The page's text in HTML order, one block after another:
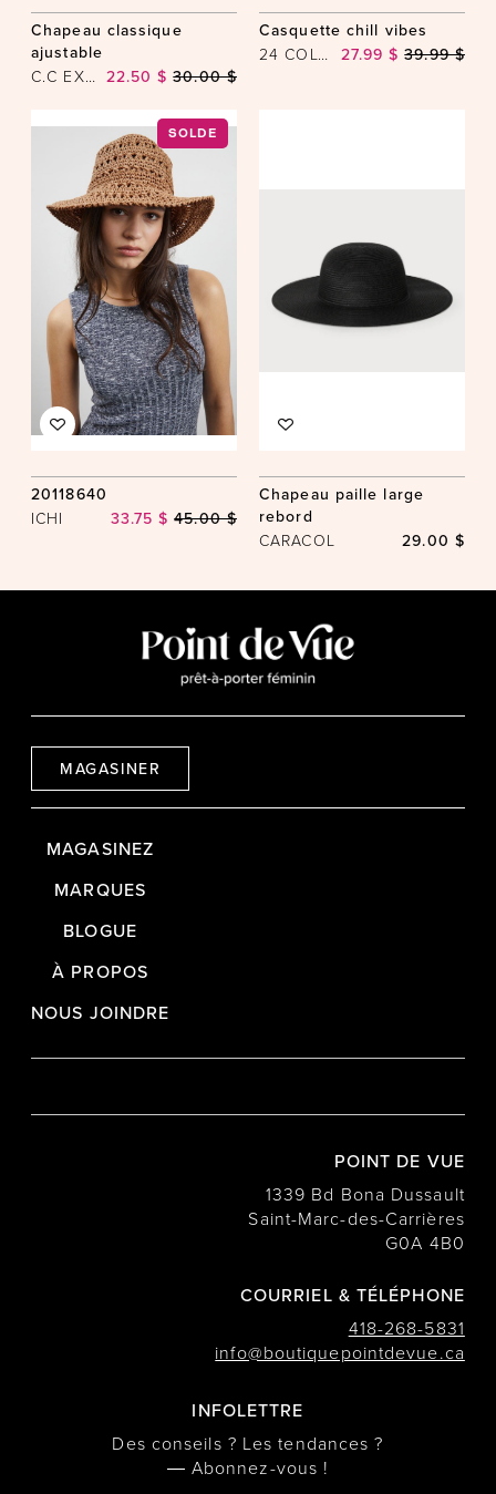
Chapeau classique
ajustable
C.C EXCLUSIVES 22.50 $ 30.00 $
Casquette chill vibes
24 COLOURS 27.99 $ 39.99 $
SOLDE
20118640
ICHI 33.75 $ 45.00 $
Chapeau paille large
rebord
CARACOL 29.00 $
MAGASINER
MAGASINEZ
MARQUES
BLOGUE
À PROPOS
NOUS JOINDRE
POINT DE VUE
1339 Bd Bona Dussault
Saint-Marc-des-Carrières
G0A 4B0
COURRIEL & TÉLÉPHONE
418-268-5831
info@boutiquepointdevue.ca
INFOLETTRE
Des conseils ? Les tendances ?
― Abonnez-vous !